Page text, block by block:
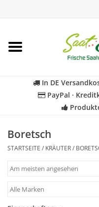
Startseite
Kräuter
Für Kinder
In DE
PayPal ·
Boretsch
STARTSEITE / KRÄUTER/